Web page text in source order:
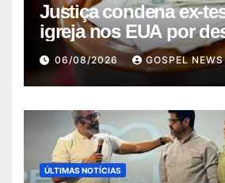
Justiça condena ex-
igreja nos EUA por
quas…
06/08/2026 GOSPEL
ÚLTIMAS NOTÍCIAS